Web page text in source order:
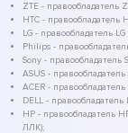
ZTE - правообладатель
HTC -
LG - правообладатель
Philips -
Sony -
ASUS -
ACER -
DELL -
HP - правообладатель
ЛЛК);